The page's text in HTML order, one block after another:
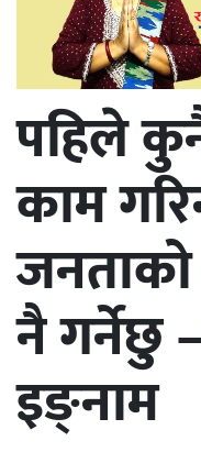
पहिले
काम
जनताको
नै गर्नेछु
इङ्नाम